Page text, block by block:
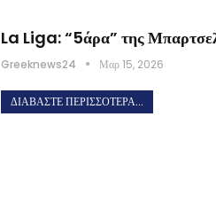
La Liga: “5άρα” της
Greeknews24 Μαρ 15, 2026
ΔΙΑΒΆΣΤΕ ΠΕΡΙΣΣΌΤΕΡΑ...